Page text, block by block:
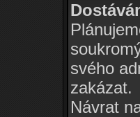
svého
zakázat.
Návrat